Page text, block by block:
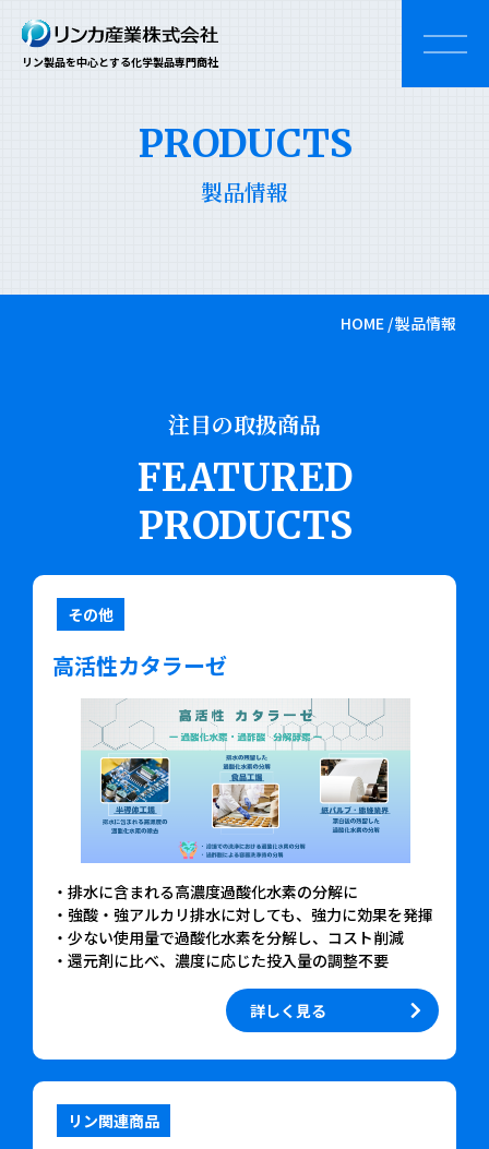
リン製品を中心とする化学製品専門商社
PRODUCTS
製品情報
HOME 製品情報
注目の取扱商品
FEATURED
PRODUCTS
その他
高活性カタラーゼ
・排水に含まれる高濃度過酸化水素の分解に
・強酸・強アルカリ排水に対しても、強力に効果を発揮
・少ない使用量で過酸化水素を分解し、コスト削減
・還元剤に比べ、濃度に応じた投入量の調整不要
詳しく見る
リン関連商品